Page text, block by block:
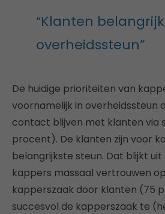
“Klanten
overheidssteun”
De huidige prioriteiten van
voornamelijk in overheidssteun
contact blijven met klanten via
procent). De klanten zijn voor
belangrijkste steun. Dat blijkt
kappers massaal vertrouwen
kapperszaak door klanten (75
succesvol de kapperszaak te